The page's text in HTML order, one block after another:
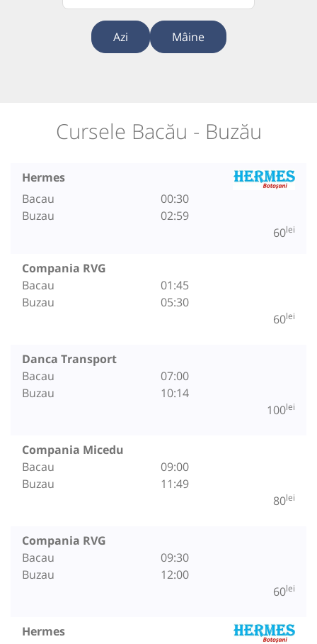
Azi Mâine
Cursele Bacău - Buzău
Hermes
Bacau
Buzau
00:30
02:59
60lei
Compania RVG
Bacau
Buzau
01:45
05:30
60lei
Danca Transport
Bacau
Buzau
07:00
10:14
100lei
Compania Micedu
Bacau
Buzau
09:00
11:49
80lei
Compania RVG
Bacau
Buzau
09:30
12:00
60lei
Hermes